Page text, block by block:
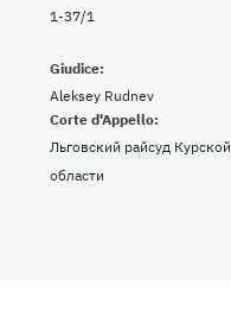
1-37/1
Giudice:
Aleksey Rudnev
Corte d'Appello:
Льговский райсуд Курской
области